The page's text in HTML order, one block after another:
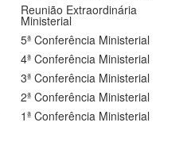
Reunião Extraordinária
Ministerial
5ª Conferência Ministerial
4ª Conferência Ministerial
3ª Conferência Ministerial
2ª Conferência Ministerial
1ª Conferência Ministerial